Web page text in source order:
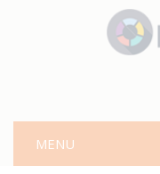
MENU